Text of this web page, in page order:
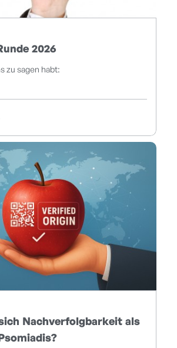
2026
zu sagen habt:
Nachverfolgbarkeit als